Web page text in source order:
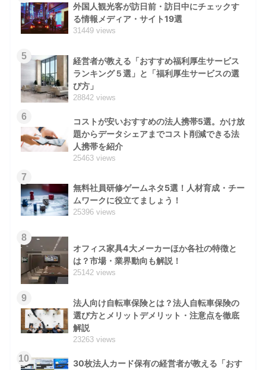
外国人観光客が訪日前・訪日中にチェックす
る情報メディア・サイト19選
31449 views
5
経営者が教える「おすすめ福利厚生サービス
ランキング５選」と「福利厚生サービスの選
び方」
28842 views
6
コストが安いおすすめの法人携帯5選。かけ放
題からデータシェアまでコスト削減できる法
人携帯を紹介
25463 views
7
無料社員研修ゲームネタ5選！人材育成・チー
ムワークに役立てましょう！
25396 views
8
オフィス家具4大メーカーほか各社の特徴と
は？市場・業界動向も解説！
25142 views
9
法人向け自転車保険とは？法人自転車保険の
選び方とメリットデメリット・注意点を徹底
解説
23263 views
10
30枚法人カード保有の経営者が教える「おす